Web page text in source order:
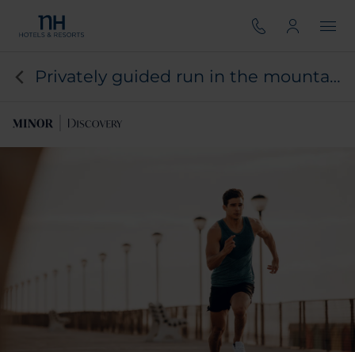
Privately guided run in the mountains